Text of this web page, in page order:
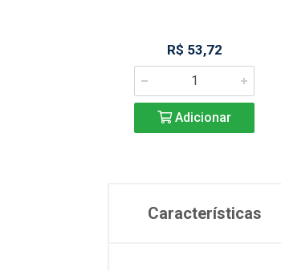
R$ 53,72
Adicionar
Características